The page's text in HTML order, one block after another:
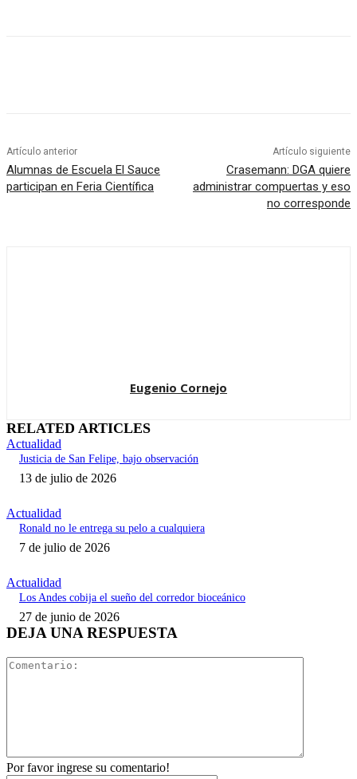
Artículo anterior
Alumnas de Escuela El Sauce
participan en Feria Científica
Artículo siguiente
Crasemann: DGA quiere
administrar compuertas y eso
no corresponde
Eugenio Cornejo
RELATED ARTICLES
Actualidad
Justicia de San Felipe, bajo observación
13 de julio de 2026
Actualidad
Ronald no le entrega su pelo a cualquiera
7 de julio de 2026
Actualidad
Los Andes cobija el sueño del corredor bioceánico
27 de junio de 2026
DEJA UNA RESPUESTA
Por favor ingrese su comentario!